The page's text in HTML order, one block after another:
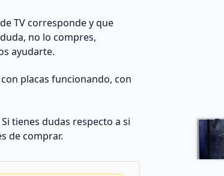
TV corresponde y que
no lo compres,
ayudarte.
placas funcionando, con
tienes dudas respecto a si
de comprar.